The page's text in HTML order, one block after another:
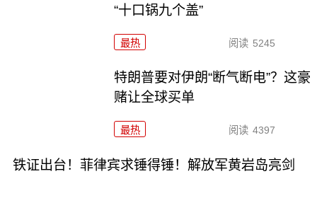
“十口锅九个盖”
最热 阅读 5245
特朗普要对伊朗“断气断电”？这豪
赌让全球买单
最热 阅读 4397
铁证出台！菲律宾求锤得锤！解放军黄岩岛亮剑